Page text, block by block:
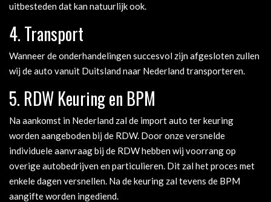
uitbesteden dat kan natuurlijk ook.
4. Transport
Wanneer de onderhandelingen succesvol zijn afgesloten zullen
wij de auto vanuit Duitsland naar Nederland transporteren.
5. RDW Keuring en BPM
Na aankomst in Nederland zal de import auto ter keuring
worden aangeboden bij de RDW. Door onze versnelde
individuele aanvraag bij de RDW hebben wij voorrang op
overige autobedrijven en particulieren. Dit zal het proces met
enkele dagen versnellen. Na de keuring zal tevens de BPM
aangifte worden ingediend.